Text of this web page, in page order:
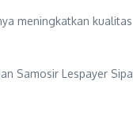
meningkatkan
Samosir Lespayer